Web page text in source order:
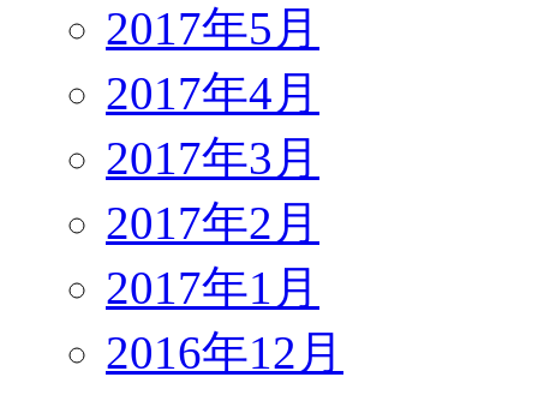
2017年5月
2017年4月
2017年3月
2017年2月
2017年1月
2016年12月